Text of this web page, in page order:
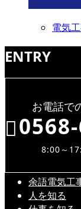
電気
ENTRY
お電話で
8:00～
余語電気工
人を知る